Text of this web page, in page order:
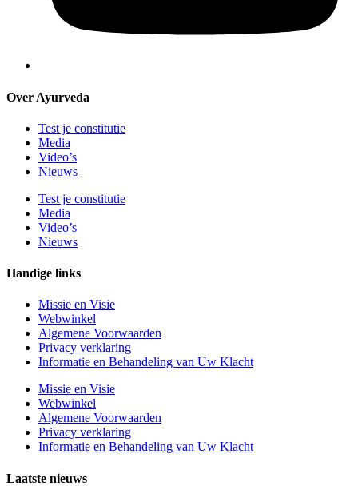
Over Ayurveda
Test je constitutie
Media
Video’s
Nieuws
Test je constitutie
Media
Video’s
Nieuws
Handige links
Missie en Visie
Webwinkel
Algemene Voorwaarden
Privacy verklaring
Informatie en Behandeling van Uw Klacht
Missie en Visie
Webwinkel
Algemene Voorwaarden
Privacy verklaring
Informatie en Behandeling van Uw Klacht
Laatste nieuws